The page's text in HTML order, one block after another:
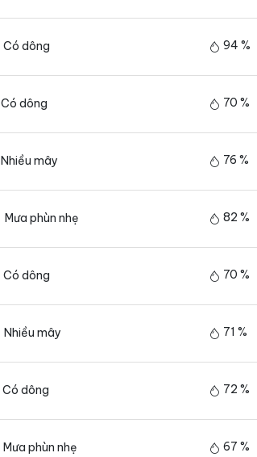
Có dông 94 %
Có dông 70 %
Nhiều mây 76 %
Mưa phùn nhẹ 82 %
Có dông 70 %
Nhiều mây 71 %
Có dông 72 %
Mưa phùn nhẹ 67 %